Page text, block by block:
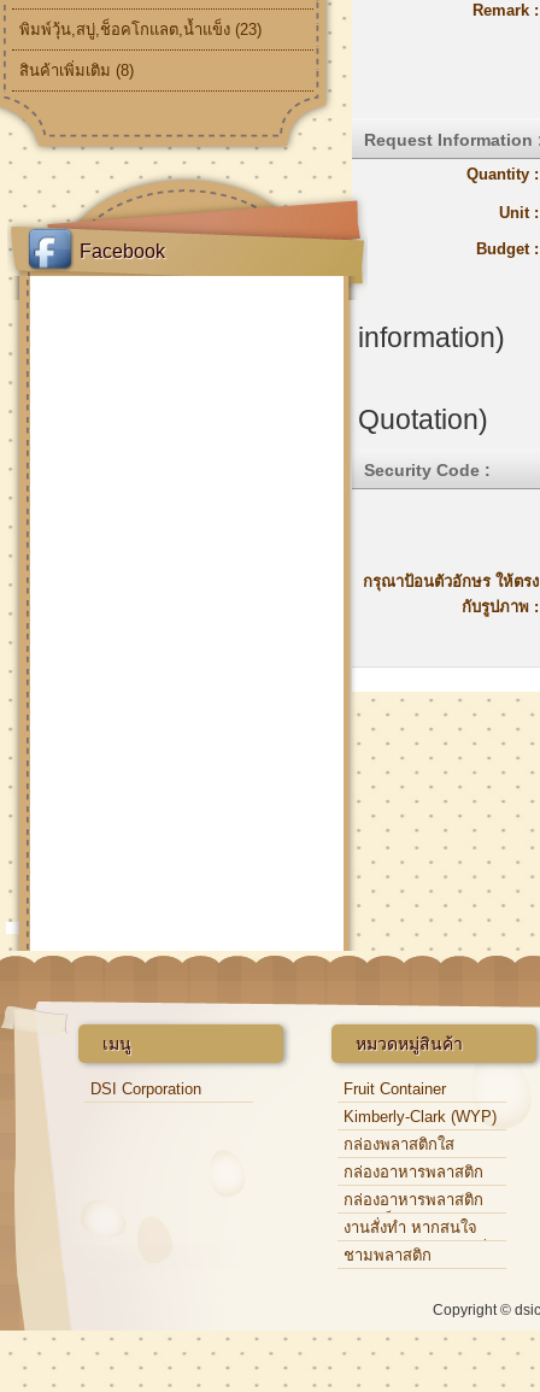
Remark :
Request Information
Quantity :
Unit :
Budget :
information)
Quotation)
Security Code :
กรุณาป้อนตัวอักษร ให้ตรง
กับรูปภาพ :
พิมพ์วุ้น,สบู่,ช็อคโกแลต,น้ำแข็ง (23)
สินค้าเพิ่มเติม (8)
Facebook
เมนู
DSI Corporation
หมวดหมู่สินค้า
Fruit Container
Kimberly-Clark (WYP)
กล่องพลาสติกใส
กล่องอาหารพลาสติก
กล่องอาหารพลาสติก
แบบแข็ง
งานสั่งทำ หากสนใจ
กรุณาติดต่อเจ้าหน้าที่
ชามพลาสติก
Copyright ©